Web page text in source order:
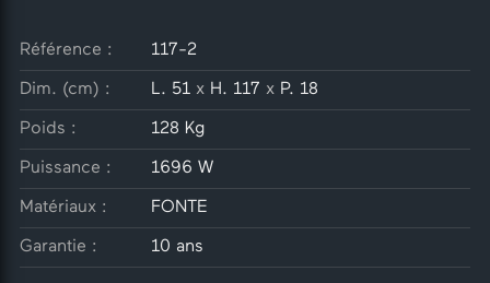
Référence : 117-2
Dim. (cm) : L. 51 x H. 117 x P. 18
Poids : 128 Kg
Puissance : 1696 W
Matériaux : FONTE
Garantie : 10 ans